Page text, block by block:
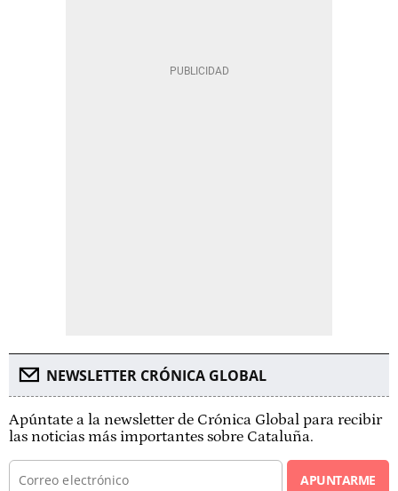
NEWSLETTER CRÓNICA GLOBAL
Apúntate a la newsletter de Crónica Global para recibir
las noticias más importantes sobre Cataluña.
APUNTARME